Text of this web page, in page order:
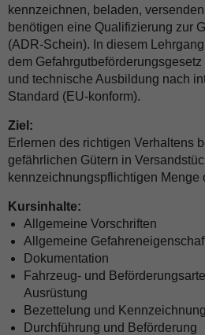
kennzeichnen, beladen,
benötigen eine Qualifizierung zur
(ADR-Schein). In diesem
dem
und technische Ausbildung nach
Standard (EU-konform).
Ziel:
Erlernen des richtigen Verhaltens
gefährlichen Gütern in
kennzeichnungspflichtigen Menge
Kursinhalte:
Allgemeine Vorschriften
Allgemeine
Dokumentation
Fahrzeug- und
Ausrüstung
Bezettelung und Kennzeichnung
Durchführung und Beförderung